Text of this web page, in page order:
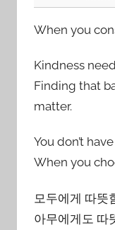
When you
Kindness
Finding that
matter.
You don’t
When you
모두에게 따뜻
아무에게도 따